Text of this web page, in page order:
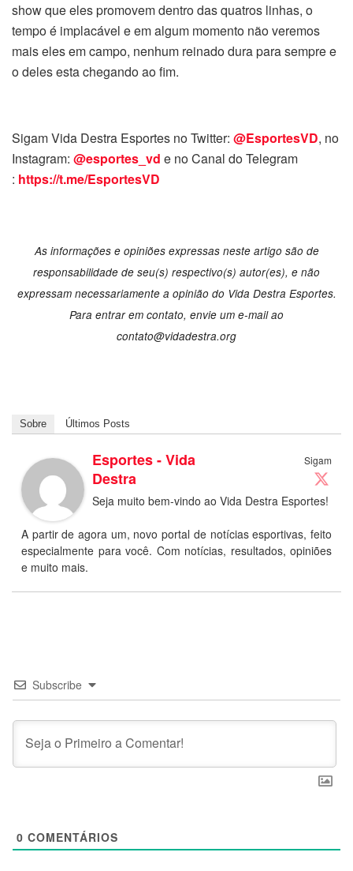
show que eles promovem dentro das quatros linhas, o
tempo é implacável e em algum momento não veremos
mais eles em campo, nenhum reinado dura para sempre e
o deles esta chegando ao fim.
Sigam Vida Destra Esportes no Twitter: @EsportesVD, no
Instagram: @esportes_vd e no Canal do Telegram
: https://t.me/EsportesVD
As informações e opiniões expressas neste artigo são de
responsabilidade de seu(s) respectivo(s) autor(es), e não
expressam necessariamente a opinião do Vida Destra Esportes.
Para entrar em contato, envie um e-mail ao
contato@vidadestra.org
Sobre Últimos Posts
Sigam
Esportes - Vida
Destra
Seja muito bem-vindo ao Vida Destra Esportes!
A partir de agora um, novo portal de notícias esportivas, feito
especialmente para você. Com notícias, resultados, opiniões
e muito mais.
Subscribe
0 COMENTÁRIOS